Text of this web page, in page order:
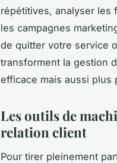
répétitives, analyser les
les campagnes
de quitter votre service
transforment la gestion
efficace mais aussi plus
Les outils de
relation client
Pour tirer pleinement